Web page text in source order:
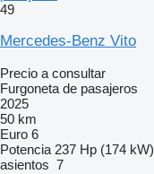
49
Mercedes-Benz Vito
Precio a consultar
Furgoneta de pasajeros
2025
50 km
Euro 6
Potencia 237 Hp (174 kW)
asientos 7